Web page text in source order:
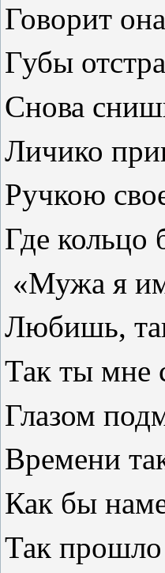
Говорит
Губы
Снова
Личико
Ручкою
Где кольцо
«Мужа я
Любишь,
Так ты мне
Глазом
Времени
Как бы
Так прошло